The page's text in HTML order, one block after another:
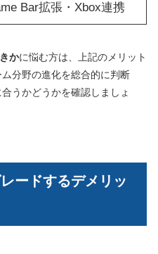
Bar拡張・Xbox連携
かに悩む方は、上記のメリット
分野の進化を総合的に判断
うかどうかを確認しましょ
ードするデメリッ